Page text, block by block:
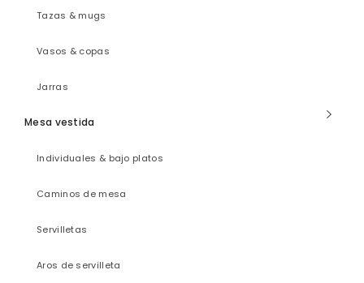
Tazas & mugs
Vasos & copas
Jarras
Mesa vestida
Individuales & bajo platos
Caminos de mesa
Servilletas
Aros de servilleta